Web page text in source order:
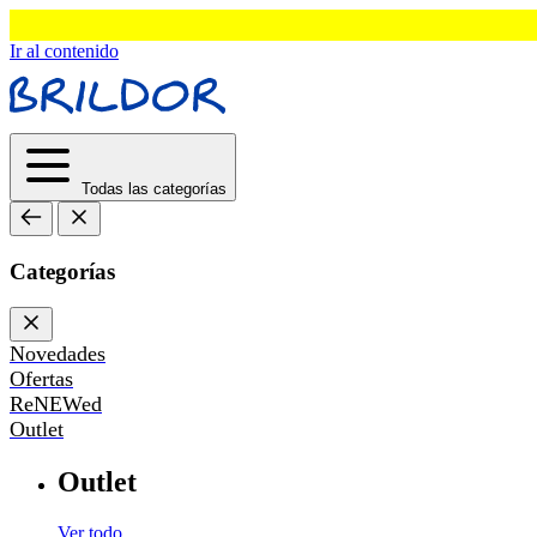
Ir al contenido
Todas las categorías
Categorías
Novedades
Ofertas
ReNEWed
Outlet
Outlet